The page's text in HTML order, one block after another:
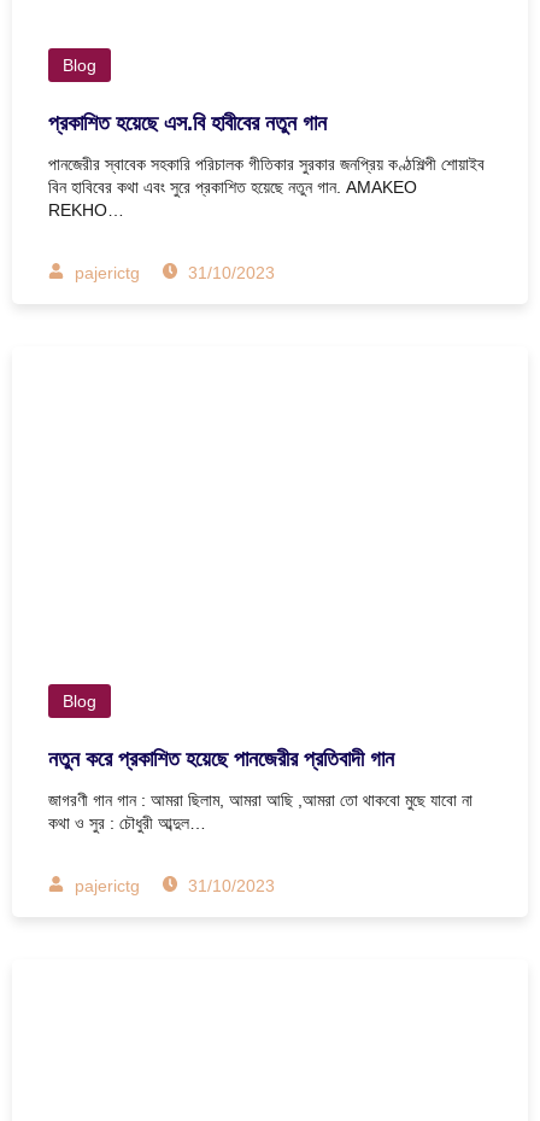
Blog
প্রকাশিত হয়েছে এস.বি হাবীবের নতুন গান
পানজেরীর স্বাবেক সহকারি পরিচালক গীতিকার সুরকার জনপ্রিয় কণ্ঠশিল্পী শোয়াইব
বিন হাবিবের কথা এবং সুরে প্রকাশিত হয়েছে নতুন গান. AMAKEO
REKHO…
pajerictg 31/10/2023
Blog
নতুন করে প্রকাশিত হয়েছে পানজেরীর প্রতিবাদী গান
জাগরণী গান গান : আমরা ছিলাম, আমরা আছি ,আমরা তো থাকবো মুছে যাবো না
কথা ও সুর : চৌধুরী আব্দুল…
pajerictg 31/10/2023